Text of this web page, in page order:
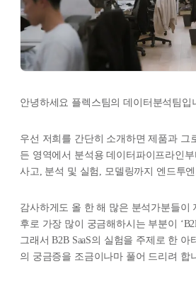
안녕하세요 플렉스팀의 데이터분석팀입
우선 저희를 간단히 소개하면 제품과 그
든 영역에서 분석용 데이터파이프라인
사고, 분석 및 실험, 모델링까지 엔드투
감사하게도 올 한 해 많은 분석가분들이
후로 가장 많이 궁금해하시는 부분이
그래서 B2B SaaS의 실험을 주제로 한
의 궁금증을 조금이나마 풀어 드리려 합